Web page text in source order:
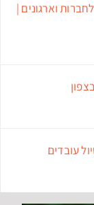
וארגונים |
עובדים